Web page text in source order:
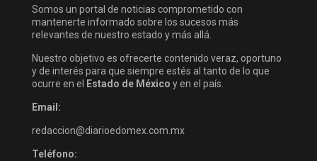
Somos un portal de noticias comprometido con
mantenerte informado sobre los sucesos más
relevantes de nuestro estado y más allá.
Nuestro objetivo es ofrecerte contenido veraz, oportuno
y de interés para que siempre estés al tanto de lo que
ocurre en el Estado de México y en el país.
Email:
redaccion@diarioedomex.com.mx
Teléfono: